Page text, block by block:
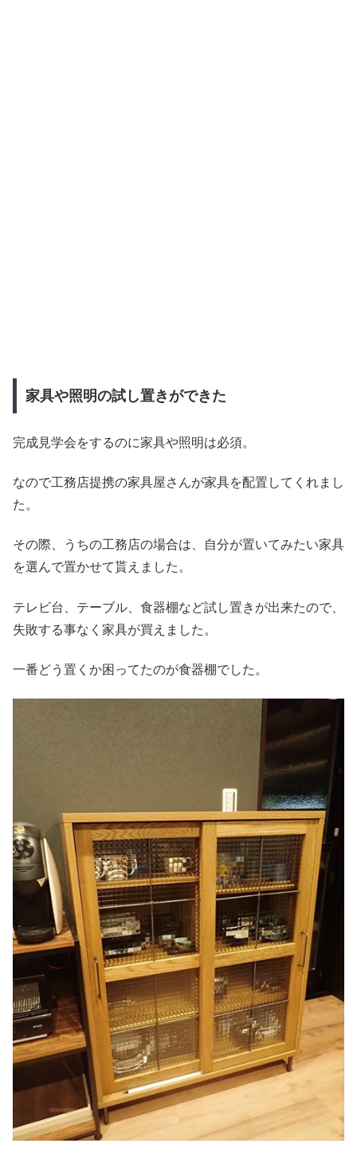
家具や照明の試し置きができた
完成見学会をするのに家具や照明は必須。
なので工務店提携の家具屋さんが家具を配置してくれまし
た。
その際、うちの工務店の場合は、自分が置いてみたい家具
を選んで置かせて貰えました。
テレビ台、テーブル、食器棚など試し置きが出来たので、
失敗する事なく家具が買えました。
一番どう置くか困ってたのが食器棚でした。